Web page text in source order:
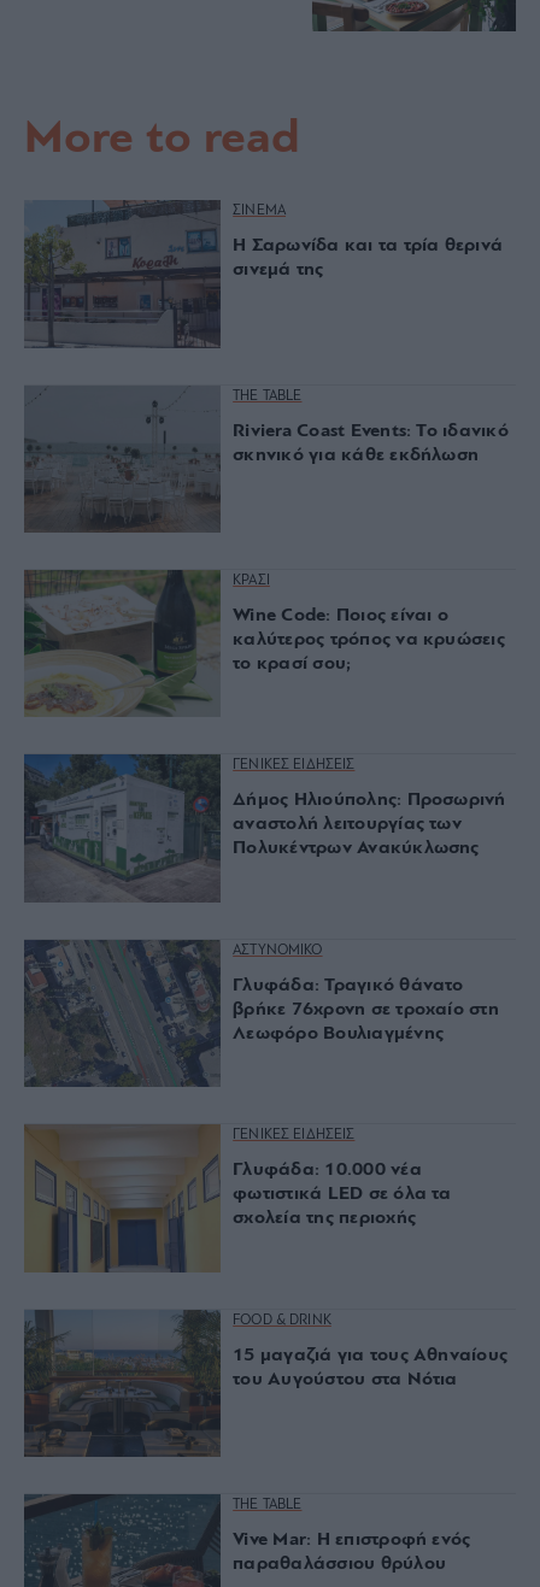
More to read
ΣΙΝΕΜΑ
Η Σαρωνίδα και τα τρία θερινά
σινεμά της
THE TABLE
Riviera Coast Events: Το ιδανικό
σκηνικό για κάθε εκδήλωση
ΚΡΑΣΙ
Wine Code: Ποιος είναι ο
καλύτερος τρόπος να κρυώσεις
το κρασί σου;
ΓΕΝΙΚΕΣ ΕΙΔΗΣΕΙΣ
Δήμος Ηλιούπολης: Προσωρινή
αναστολή λειτουργίας των
Πολυκέντρων Ανακύκλωσης
ΑΣΤΥΝΟΜΙΚΟ
Γλυφάδα: Τραγικό θάνατο
βρήκε 76χρονη σε τροχαίο στη
Λεωφόρο Βουλιαγμένης
ΓΕΝΙΚΕΣ ΕΙΔΗΣΕΙΣ
Γλυφάδα: 10.000 νέα
φωτιστικά LED σε όλα τα
σχολεία της περιοχής
FOOD & DRINK
15 μαγαζιά για τους Αθηναίους
του Αυγούστου στα Νότια
THE TABLE
Vive Mar: Η επιστροφή ενός
παραθαλάσσιου θρύλου